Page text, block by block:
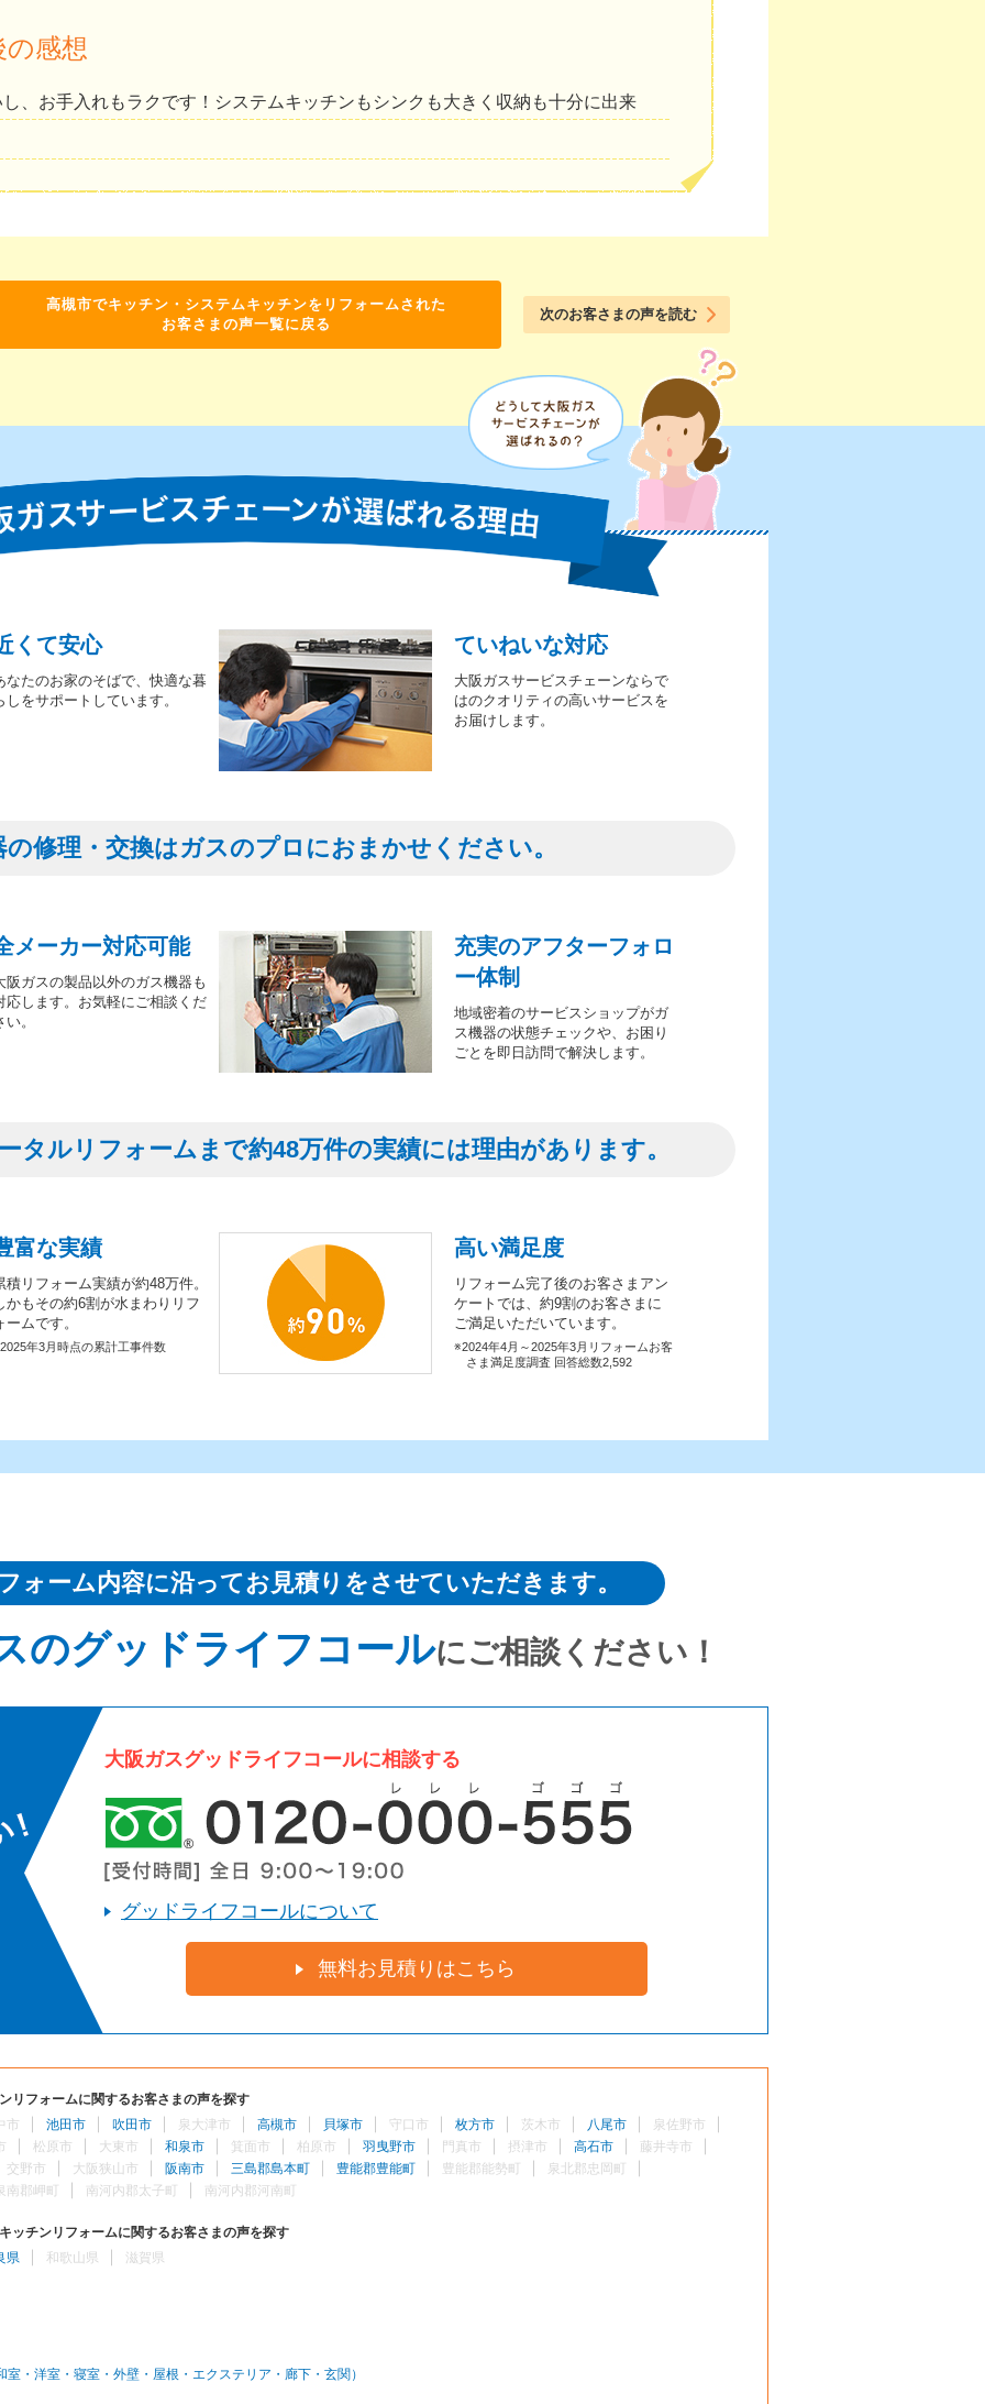
感想
、お手入れもラクです！システムキッチンもシンクも大きく収納も十分に出来
高槻市でキッチン・システムキッチンをリフォームされた
お客さまの声一覧に戻る
次のお客さまの声を読む
くて安心
なたのお家のそばで、快適な暮
しをサポートしています。
ていねいな対応
大阪ガスサービスチェーンならで
はのクオリティの高いサービスを
お届けします。
の修理・交換はガスのプロにおまかせください。
メーカー対応可能
阪ガスの製品以外のガス機器も
応します。お気軽にご相談くだ
い。
充実のアフターフォロ
ー体制
地域密着のサービスショップがガ
ス機器の状態チェックや、お困り
ごとを即日訪問で解決します。
タルリフォームまで約48万件の実績には理由があります。
富な実績
積リフォーム実績が約48万件。
かもその約6割が水まわりリフ
ームです。
年3月時点の累計工事件数
高い満足度
リフォーム完了後のお客さまアン
ケートでは、約9割のお客さまに
ご満足いただいています。
※2024年4月～2025年3月リフォームお客
さま満足度調査 回答総数2,592
ォーム内容に沿ってお見積りをさせていただきます。
のグッドライフコールにご相談ください！
大阪ガスグッドライフコールに相談する
グッドライフコールについて
無料お見積りはこちら
リフォームに関するお客さまの声を探す
市
池田市 吹田市 泉大津市 高槻市 貝塚市 守口市 枚方市 茨木市 八尾市
泉佐野市
松原市 大東市 和泉市 箕面市 柏原市 羽曳野市 門真市 摂津市 高石市
藤井寺市
交野市
大阪狭山市 阪南市 三島郡島本町 豊能郡豊能町 豊能郡能勢町
泉北郡忠岡町
南郡岬町
南河内郡太子町 南河内郡河南町
ッチンリフォームに関するお客さまの声を探す
県
和歌山県 滋賀県
・洋室・寝室・外壁・屋根・エクステリア・廊下・玄関）